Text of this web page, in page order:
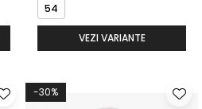
54
VEZI VARIANTE
-30%